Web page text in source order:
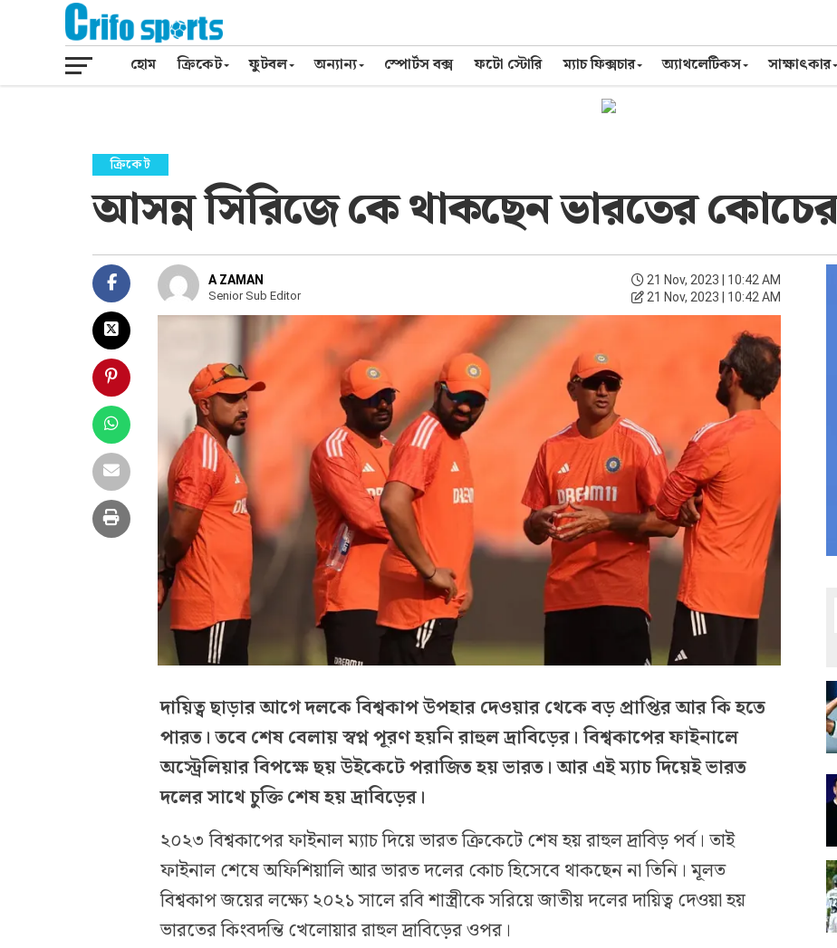
হোম ক্রিকেট ফুটবল অন্যান্য স্পোর্টস বক্স ফটো স্টোরি ম্যাচ ফিক্সচার অ্যাথলেটিকস সাক্ষাৎকার
ক্রিকেট
আসন্ন সিরিজে কে থাকছেন ভারতের কোচের
A ZAMAN
Senior Sub Editor
21 Nov, 2023 | 10:42 AM
21 Nov, 2023 | 10:42 AM
দায়িত্ব ছাড়ার আগে দলকে বিশ্বকাপ উপহার দেওয়ার থেকে বড় প্রাপ্তির আর কি হতে
পারত। তবে শেষ বেলায় স্বপ্ন পূরণ হয়নি রাহুল দ্রাবিড়ের। বিশ্বকাপের ফাইনালে
অস্ট্রেলিয়ার বিপক্ষে ছয় উইকেটে পরাজিত হয় ভারত। আর এই ম্যাচ দিয়েই ভারত
দলের সাথে চুক্তি শেষ হয় দ্রাবিড়ের।
২০২৩ বিশ্বকাপের ফাইনাল ম্যাচ দিয়ে ভারত ক্রিকেটে শেষ হয় রাহুল দ্রাবিড় পর্ব। তাই
ফাইনাল শেষে অফিশিয়ালি আর ভারত দলের কোচ হিসেবে থাকছেন না তিনি। মূলত
বিশ্বকাপ জয়ের লক্ষ্যে ২০২১ সালে রবি শাস্ত্রীকে সরিয়ে জাতীয় দলের দায়িত্ব দেওয়া হয়
ভারতের কিংবদন্তি খেলোয়ার রাহুল দ্রাবিড়ের ওপর।